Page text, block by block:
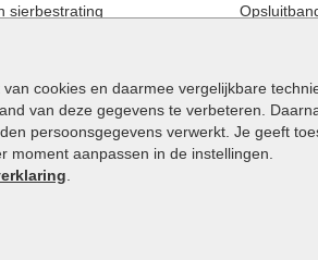
van cookies en daarmee vergelijkbare
van deze gegevens te verbeteren.
persoonsgegevens verwerkt. Je geeft
moment aanpassen in de instellingen.
sierbestrating